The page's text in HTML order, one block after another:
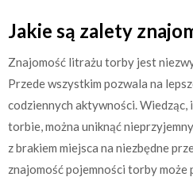
Jakie są zalety
Znajomość litrażu torby jest
Przede wszystkim pozwala na
codziennych aktywności. Wiedząc,
torbie, można uniknąć
z brakiem miejsca na niezbędne
znajomość pojemności torby może